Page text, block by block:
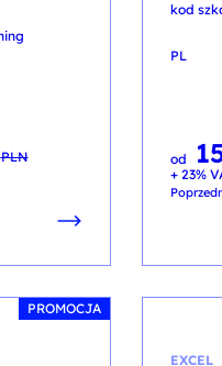
PLN
kod
PL
od
cena
390,00
cena
wynosi:
150,00
+ 23%
PROMOCJA
EXCEL